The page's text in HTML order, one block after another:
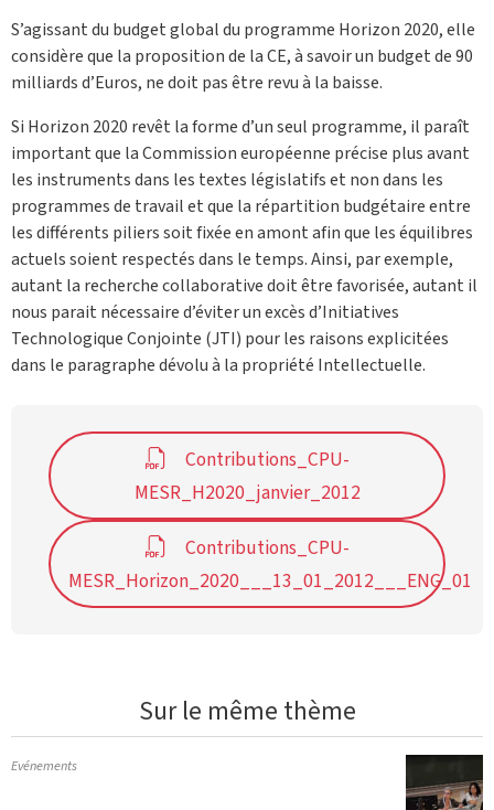
S’agissant du budget global du programme Horizon 2020, elle
considère que la proposition de la CE, à savoir un budget de 90
milliards d’Euros, ne doit pas être revu à la baisse.
Si Horizon 2020 revêt la forme d’un seul programme, il paraît
important que la Commission européenne précise plus avant
les instruments dans les textes législatifs et non dans les
programmes de travail et que la répartition budgétaire entre
les différents piliers soit fixée en amont afin que les équilibres
actuels soient respectés dans le temps. Ainsi, par exemple,
autant la recherche collaborative doit être favorisée, autant il
nous parait nécessaire d’éviter un excès d’Initiatives
Technologique Conjointe (JTI) pour les raisons explicitées
dans le paragraphe dévolu à la propriété Intellectuelle.
Contributions_CPU-
MESR_H2020_janvier_2012
Contributions_CPU-
MESR_Horizon_2020___13_01_2012___ENG_01
Sur le même thème
Evénements